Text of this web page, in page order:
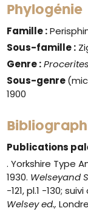
Phylogénie
Famille :
Sous-famille :
Genre: Procerites
Sous-genre
1900
Publications
. Yorkshire Type
1930. Welseyand
-121, pl.1 -130;
Welsey ed.,